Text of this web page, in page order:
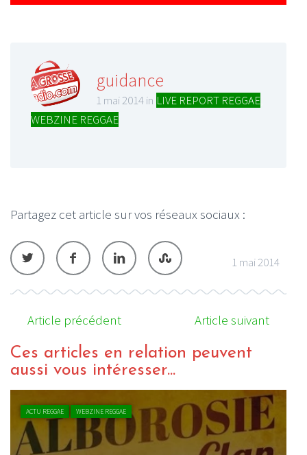
guidance
1 mai 2014 in LIVE REPORT REGGAE
WEBZINE REGGAE
Partagez cet article sur vos réseaux sociaux :
1 mai 2014
Article précédent Article suivant
Ces articles en relation peuvent
aussi vous intéresser...
ACTU REGGAE WEBZINE REGGAE